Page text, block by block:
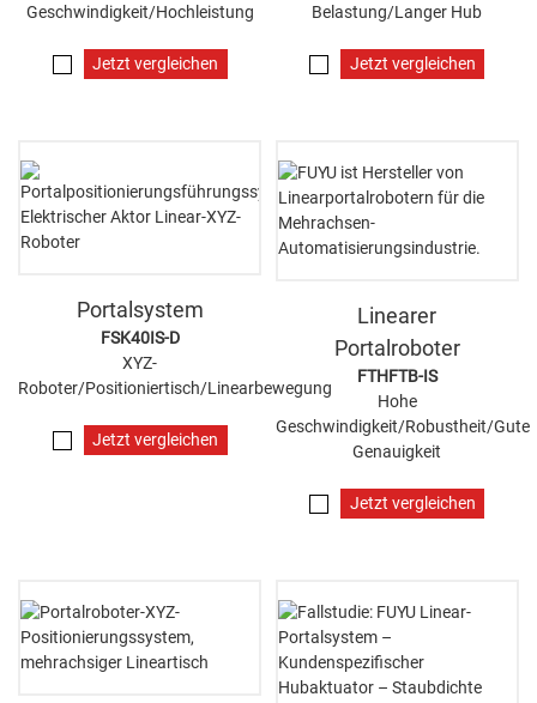
Geschwindigkeit/Hochleistung
Jetzt vergleichen
Belastung/Langer Hub
Jetzt vergleichen
Portalsystem
FSK40IS-D
XYZ-
Roboter/Positioniertisch/Linearbewegung
Jetzt vergleichen
Linearer
Portalroboter
FTHFTB-IS
Hohe
Geschwindigkeit/Robustheit/Gute
Genauigkeit
Jetzt vergleichen